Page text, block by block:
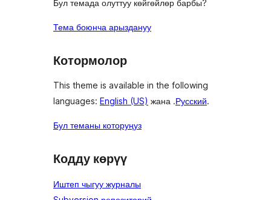
Бул темада олуттуу көйгөйлөр барбы?
Тема боюнча арыздануу
Котормолор
This theme is available in the following
languages: English (US) жана .Русский.
Бул теманы которуңуз
Кодду көрүү
Иштеп чыгуу журналы